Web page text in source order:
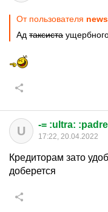
От пользователя
Ад таксиста
U -= :ultra:
17:22, 20.04.2022
Кредиторам зато
доберется